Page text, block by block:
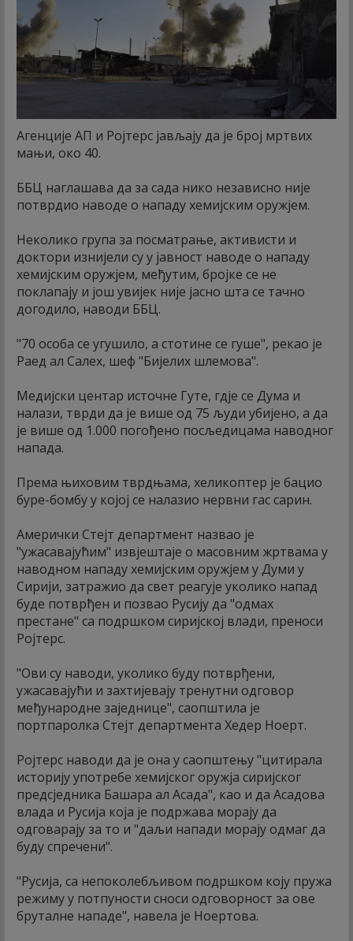
Агенције АП и Ројтерс јављају да је број мртвих
мањи, око 40.
ББЦ наглашава да за сада нико независно није
потврдио наводе о нападу хемијским оружјем.
Неколико група за посматрање, активисти и
доктори изнијели су у јавност наводе о нападу
хемијским оружјем, међутим, бројке се не
поклапају и још увијек није јасно шта се тачно
догодило, наводи ББЦ.
"70 особа се угушило, а стотине се гуше", рекао је
Раед ал Салех, шеф "Бијелих шлемова".
Медијски центар источне Гуте, гдје се Дума и
налази, тврди да је више од 75 људи убијено, а да
је више од 1.000 погођено посљедицама наводног
напада.
Према њиховим тврдњама, хеликоптер је бацио
буре-бомбу у којој се налазио нервни гас сарин.
Амерички Стејт департмент назвао је
"ужасавајућим" извјештаје о масовним жртвама у
наводном нападу хемијским оружјем у Думи у
Сирији, затражио да свет реагује уколико напад
буде потврђен и позвао Русију да "одмах
престане" са подршком сиријској влади, преноси
Ројтерс.
"Ови су наводи, уколико буду потврђени,
ужасавајући и захтијевају тренутни одговор
међународне заједнице", саопштила је
портпаролка Стејт департмента Хедер Ноерт.
Ројтерс наводи да је она у саопштењу "цитирала
историју употребе хемијског оружја сиријског
предсједника Башара ал Асада", као и да Асадова
влада и Русија која је подржава морају да
одговарају за то и "даљи напади морају одмаг да
буду спречени".
"Русија, са непоколебљивом подршком коју пружа
режиму у потпуности сноси одговорност за ове
бруталне нападе", навела је Ноертова.